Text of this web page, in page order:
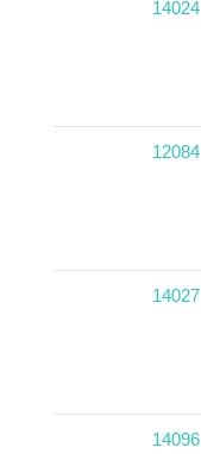
14024
12084
14027
14096